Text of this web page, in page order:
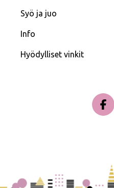
Syö ja juo
Info
Hyödylliset vinkit